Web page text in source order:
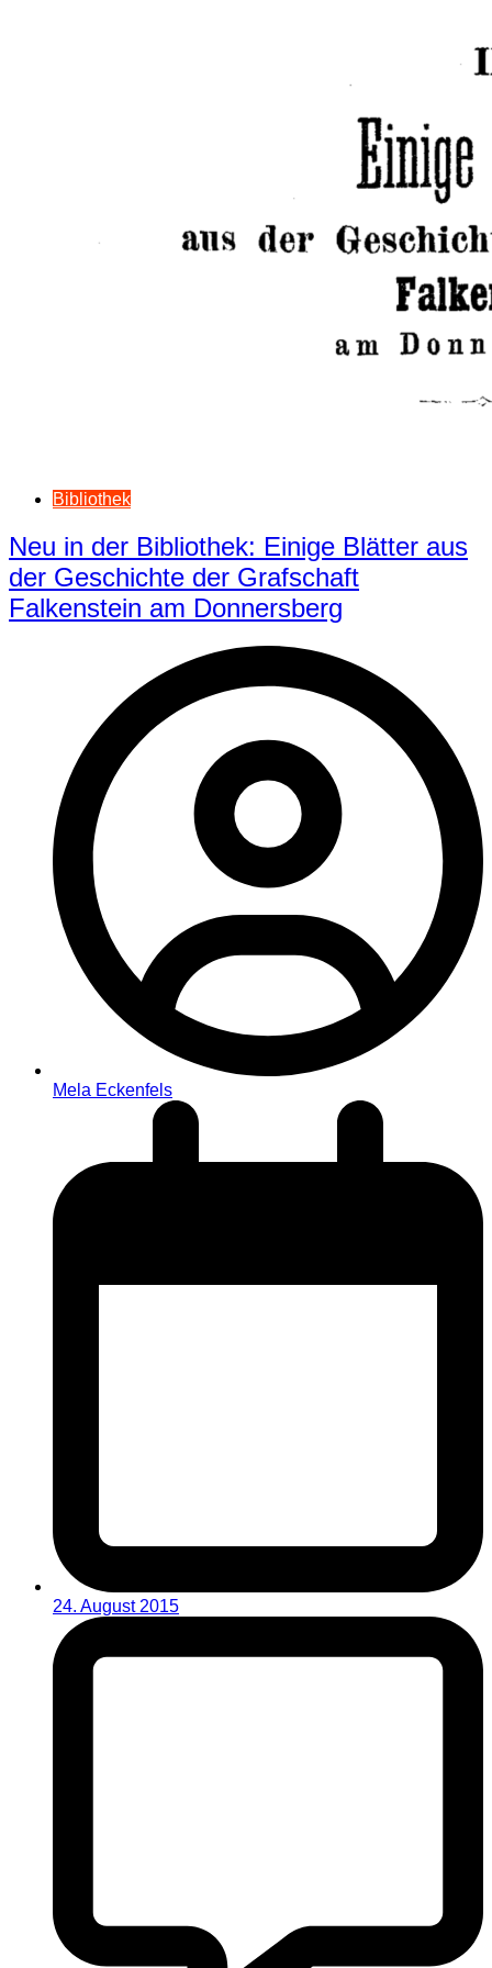
Bibliothek
Neu in der Bibliothek: Einige Blätter aus
der Geschichte der Grafschaft
Falkenstein am Donnersberg
Mela Eckenfels
24. August 2015